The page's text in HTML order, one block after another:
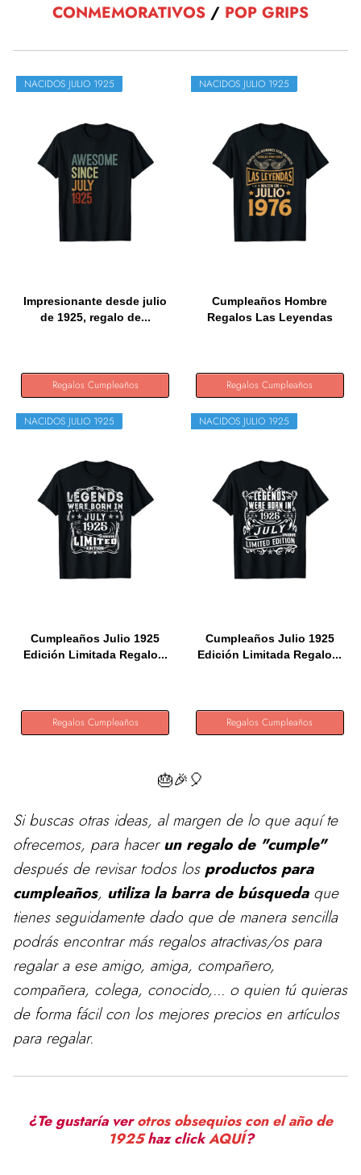
CONMEMORATIVOS / POP GRIPS
NACIDOS JULIO 1925
Impresionante desde julio
de 1925, regalo de...
Regalos Cumpleaños
NACIDOS JULIO 1925
Cumpleaños Hombre
Regalos Las Leyendas
Regalos Cumpleaños
NACIDOS JULIO 1925
Cumpleaños Julio 1925
Edición Limitada Regalo...
Regalos Cumpleaños
NACIDOS JULIO 1925
Cumpleaños Julio 1925
Edición Limitada Regalo...
Regalos Cumpleaños
🎂🎉🎈
Si buscas otras ideas, al margen de lo que aquí te
ofrecemos, para hacerun regalo de "cumple"
después de revisar todos los productos para
cumpleaños, utiliza la barra de búsquedaque
tienes seguidamente dado que de manera sencilla
podrás encontrar más regalos atractivas/os para
regalar a ese amigo, amiga, compañero,
compañera, colega, conocido,... o quien tú quieras
de forma fácil con los mejores precios en artículos
para regalar.
¿Te gustaría verotros obsequios con el año de
1925haz clickAQUÍ?